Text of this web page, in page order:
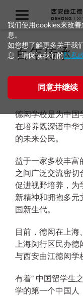
百年传承
关于德闳
德闳学校是为中国
在培养既深谙中华
的未来公民。
益于一家多校丰富
之间广泛交流密切
促进视野培养，为
新精神和拥抱多元
国新生代。
目前，德闳在上海
上海闵行区民办德
与西安曲江德闳学
有着“ 中国留学生
学的第一个中国人
我们使用cookies来改
息。
如您想了解更多关于我
息，请阅读我们的隐私
同意并继续